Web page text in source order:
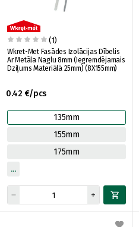
(1)
Wkret-Met Fasādes Izolācijas Dībelis
Ar Metāla Naglu 8mm (Iegremdējamais
Dziļums Materiālā 25mm) (8X155mm)
0.42 €/pcs
135mm
155mm
175mm